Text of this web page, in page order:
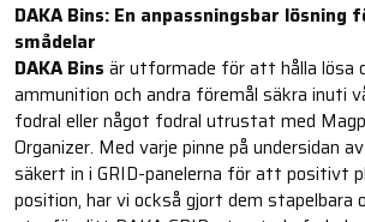
DAKA Bins: En anpassningsbar
smådelar
DAKA Bins är utformade för att hålla lösa
ammunition och andra föremål säkra inuti
fodral eller något fodral utrustat med
Organizer. Med varje pinne på undersidan
säkert in i GRID-panelerna för att positivt
position, har vi också gjort dem stapelbara